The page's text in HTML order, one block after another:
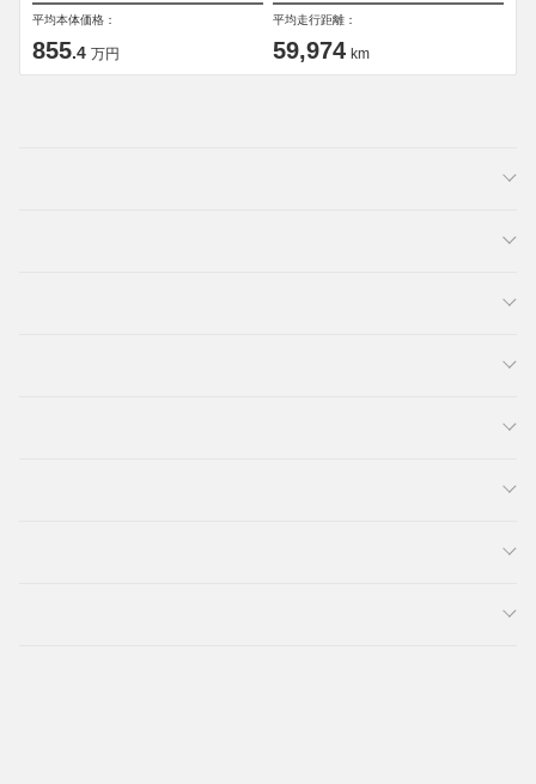
平均本体価格：
855.4 万円
平均走行距離：
59,974 km